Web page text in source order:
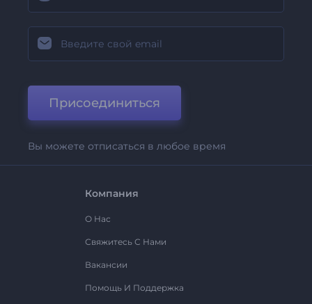
Присоединиться
Вы можете отписаться в любое время
Компания
О Нас
Свяжитесь С Нами
Вакансии
Помощь И Поддержка